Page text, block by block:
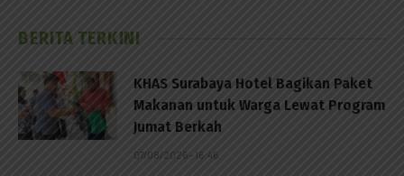
BERITA TERKINI
KHAS Surabaya Hotel Bagikan Paket
Makanan untuk Warga Lewat Program
Jumat Berkah
07/08/2026 - 16:46